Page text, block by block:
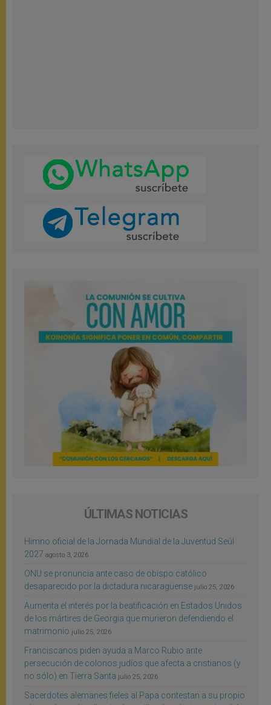
ÚLTIMAS NOTICIAS
Himno oficial de la Jornada Mundial de la Juventud Seúl
2027 agosto 3, 2026
ONU se pronuncia ante caso de obispo católico
desaparecido por la dictadura nicaragüense julio 25, 2026
Aumenta el interés por la beatificación en Estados Unidos
de los mártires de Georgia que murieron defendiendo el
matrimonio julio 25, 2026
Franciscanos piden ayuda a Marco Rubio ante
persecución de colonos judíos que afecta a cristianos (y
no sólo) en Tierra Santa julio 25, 2026
Sacerdotes alemanes fieles al Papa contestan a su propio